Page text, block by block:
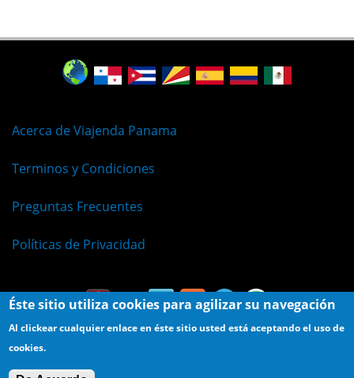
Acerca de Viajenda Panama
Terminos y Condiciones
Preguntas Frecuentes
Políticas de Privacidad
Éste sitio utiliza cookies para agilizar su navegación
Al clickear cualquier enlace en éste sitio usted está aceptando el uso de
cookies.